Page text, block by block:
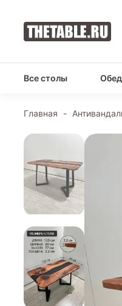
Все столы
Главная -